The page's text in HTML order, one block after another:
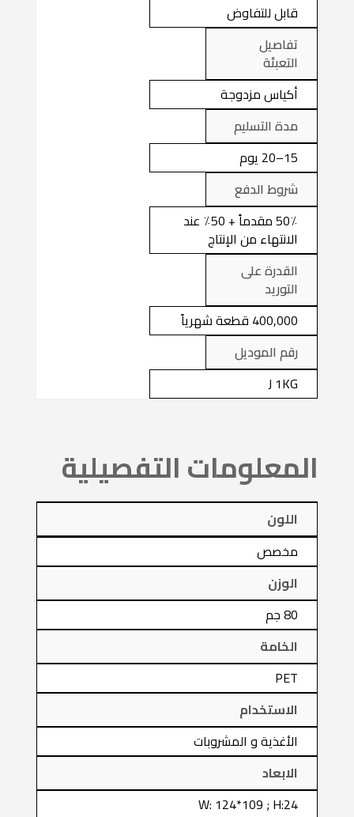
قابل للتفاوض
تفاصيل
التعبئة
أكياس مزدوجة
مدة التسليم
15–20 يوم
شروط الدفع
50٪ مقدماً + 50٪ عند
الانتهاء من الإنتاج
القدرة على
التوريد
400,000 قطعة شهرياً
رقم الموديل
J 1KG
المعلومات التفصيلية
اللون
مخصص
الوزن
80 جم
الخامة
PET
الاستخدام
الأغذية و المشروبات
الابعاد
W: 124*109 ; H:24